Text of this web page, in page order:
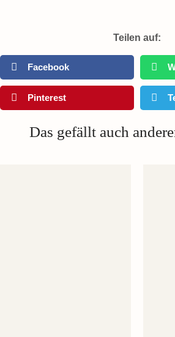
Teilen auf:
Facebook
Pinterest
Das gefällt auch